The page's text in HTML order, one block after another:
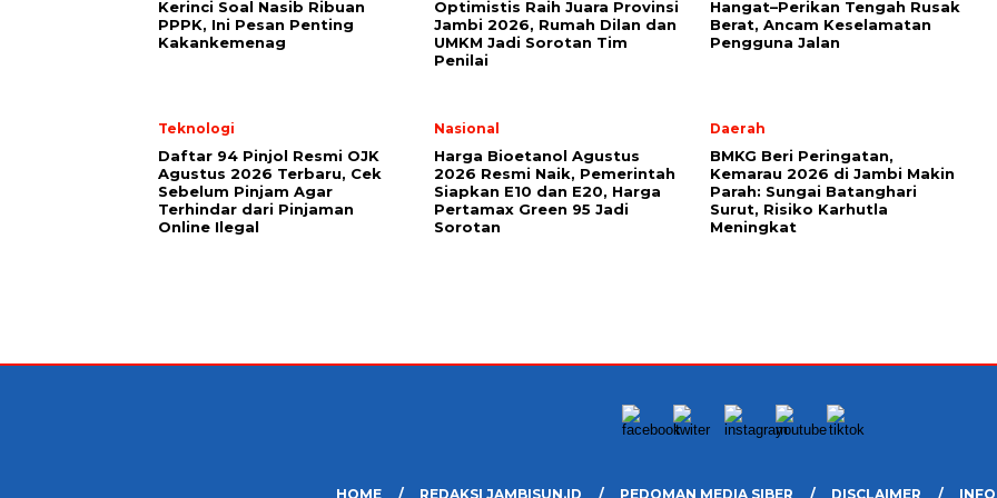
Kerinci Soal Nasib Ribuan
PPPK, Ini Pesan Penting
Kakankemenag
Optimistis Raih Juara Provinsi
Jambi 2026, Rumah Dilan dan
UMKM Jadi Sorotan Tim
Penilai
Hangat–Perikan Tengah Rusak
Berat, Ancam Keselamatan
Pengguna Jalan
Teknologi
Daftar 94 Pinjol Resmi OJK
Agustus 2026 Terbaru, Cek
Sebelum Pinjam Agar
Terhindar dari Pinjaman
Online Ilegal
Nasional
Harga Bioetanol Agustus
2026 Resmi Naik, Pemerintah
Siapkan E10 dan E20, Harga
Pertamax Green 95 Jadi
Sorotan
Daerah
BMKG Beri Peringatan,
Kemarau 2026 di Jambi Makin
Parah: Sungai Batanghari
Surut, Risiko Karhutla
Meningkat
HOME REDAKSI JAMBISUN.ID PEDOMAN MEDIA SIBER DISCLAIMER